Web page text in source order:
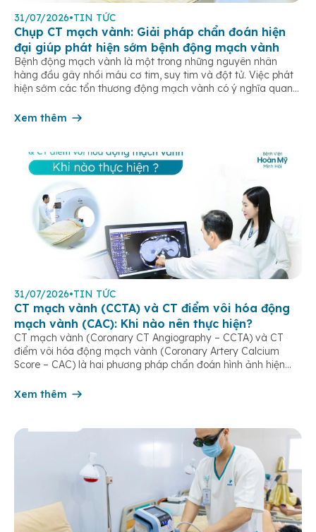
31/07/2026•TIN TỨC
Chụp CT mạch vành: Giải pháp chẩn đoán hiện
đại giúp phát hiện sớm bệnh động mạch vành
Bệnh động mạch vành là một trong những nguyên nhân
hàng đầu gây nhồi máu cơ tim, suy tim và đột tử. Việc phát
hiện sớm các tổn thương động mạch vành có ý nghĩa quan
nguy hiểm. Hiện nay, chụp CT mạch […]
Xem thêm
31/07/2026•TIN TỨC
CT mạch vành (CCTA) và CT điểm vôi hóa động
mạch vành (CAC): Khi nào nên thực hiện?
CT mạch vành (Coronary CT Angiography – CCTA) và CT
điểm vôi hóa động mạch vành (Coronary Artery Calcium
Score – CAC) là hai phương pháp chẩn đoán hình ảnh hiện
động mạch vành. Hai loại CT thường được sử dụng CT […]
Xem thêm